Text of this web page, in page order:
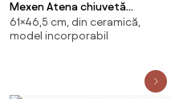
Mexen Atena chiuvetă
încastrată în blat 61 x 46 cm,
albă - 25016000
61×46,5 cm, din ceramică,
model incorporabil